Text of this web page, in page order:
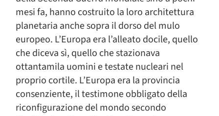
mesi fa, hanno costruito la loro architettura
planetaria anche sopra il dorso del mulo
europeo. L’Europa era l’alleato docile, quello
che diceva sì, quello che stazionava
ottantamila uomini e testate nucleari nel
proprio cortile. L’Europa era la provincia
consenziente, il testimone obbligato della
riconfigurazione del mondo secondo